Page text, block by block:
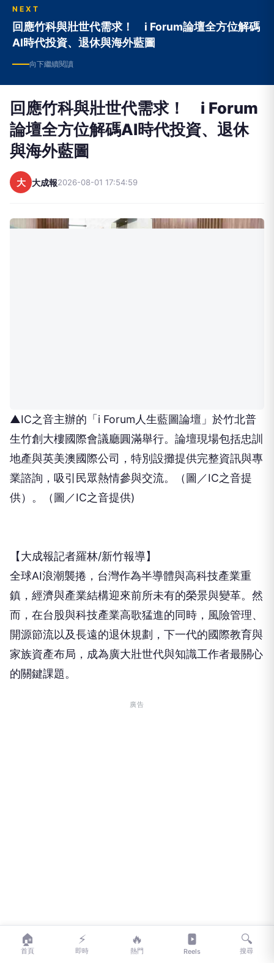
NEXT
回應竹科與壯世代需求！ i Forum論壇全方位解碼
AI時代投資、退休與海外藍圖
向下繼續閱讀
回應竹科與壯世代需求！ i Forum
論壇全方位解碼AI時代投資、退休
與海外藍圖
大 大成報2026-08-01 17:54:59
▲IC之音主辦的「i Forum人生藍圖論壇」於竹北普
生竹創大樓國際會議廳圓滿舉行。論壇現場包括忠訓
地產與英美澳國際公司，特別設攤提供完整資訊與專
業諮詢，吸引民眾熱情參與交流。（圖／IC之音提
供）。（圖／IC之音提供)
【大成報記者羅林/新竹報導】
全球AI浪潮襲捲，台灣作為半導體與高科技產業重
鎮，經濟與產業結構迎來前所未有的榮景與變革。然
而，在台股與科技產業高歌猛進的同時，風險管理、
開源節流以及長遠的退休規劃，下一代的國際教育與
家族資產布局，成為廣大壯世代與知識工作者最關心
的關鍵課題。
廣告
🏠
首頁
⚡
即時
🔥
熱門 Reels
🔍
搜尋